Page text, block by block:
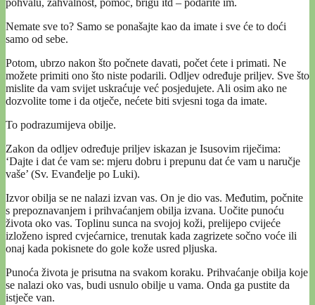
pohvalu, zahvalnost, pomoć, brigu itd – podarite im.
Nemate sve to? Samo se ponašajte kao da imate i sve će to doći
samo od sebe.
Potom, ubrzo nakon što počnete davati, počet ćete i primati. Ne
možete primiti ono što niste podarili. Odljev određuje priljev. Sve što
mislite da vam svijet uskraćuje već posjedujete. Ali osim ako ne
dozvolite tome i da otječe, nećete biti svjesni toga da imate.
To podrazumijeva obilje.
Zakon da odljev određuje priljev iskazan je Isusovim riječima:
‘Dajte i dat će vam se: mjeru dobru i prepunu dat će vam u naručje
vaše’ (Sv. Evanđelje po Luki).
Izvor obilja se ne nalazi izvan vas. On je dio vas. Međutim, počnite
s prepoznavanjem i prihvaćanjem obilja izvana. Uočite punoću
života oko vas. Toplinu sunca na svojoj koži, prelijepo cvijeće
izloženo ispred cvjećarnice, trenutak kada zagrizete sočno voće ili
onaj kada pokisnete do gole kože usred pljuska.
Punoća života je prisutna na svakom koraku. Prihvaćanje obilja koje
se nalazi oko vas, budi usnulo obilje u vama. Onda ga pustite da
istječe van.